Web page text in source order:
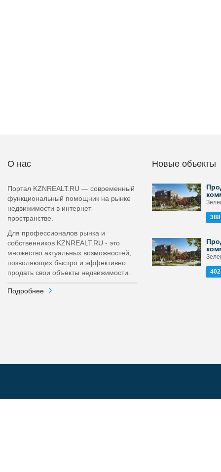
О нас
Портал KZNREALT.RU — современный
функциональный помощник на рынке
недвижимости в интернет-
пространстве.
Для профессионалов рынка и
собственников KZNREALT.RU - это
множество актуальных возможностей,
позволяющих быстро и эффективно
продать свои объекты недвижимости.
Подробнее
Новые объекты